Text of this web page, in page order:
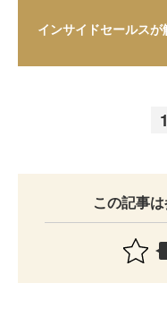
インサイドセールス
1
この記事